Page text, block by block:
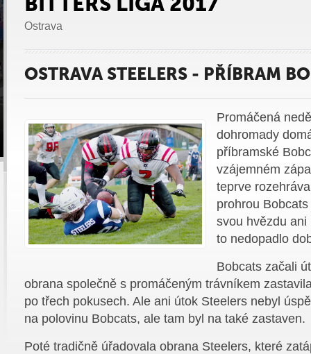
Ostrava
OSTRAVA STEELERS - PŘÍBRAM
Promáčená
dohromady
příbramské
vzájemném
teprve
prohrou
svou hvězdu
to nedopadlo
Bobcats začali
obrana společně s promáčeným trávníkem
po třech pokusech. Ale ani útok Steelers nebyl
na polovinu Bobcats, ale tam byl na také zastaven.
Poté tradičně úřadovala obrana Steelers, které